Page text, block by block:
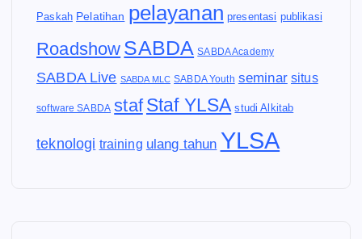
Paskah Pelatihan pelayanan presentasi publikasi
Roadshow SABDA SABDA Academy
SABDA Live SABDA MLC SABDA Youth seminar situs
software SABDA staf Staf YLSA studi Alkitab
teknologi training ulang tahun YLSA